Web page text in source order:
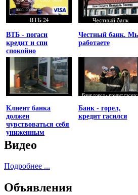
ВТБ - погаси
кредит и спи
спокойно
Честный банк.
работаете
Клиент банка
должен
чувствоваться себя
униженным
Банк - горел,
кредит гасился
Видео
Подробнее ...
Объявления